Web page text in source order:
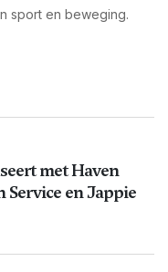
sport en beweging.
met Haven
Service en Jappie